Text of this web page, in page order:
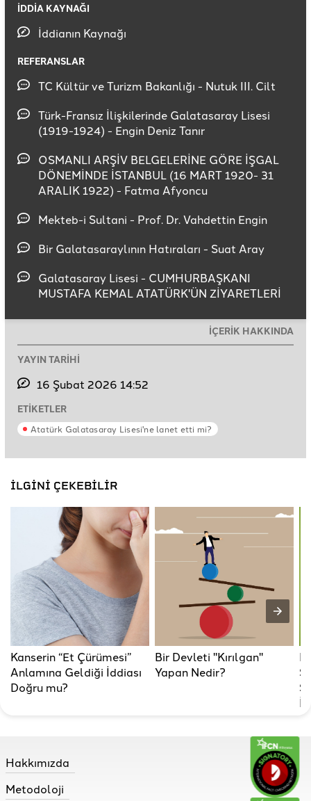
İDDİA KAYNAĞI
İddianın Kaynağı
REFERANSLAR
TC Kültür ve Turizm Bakanlığı - Nutuk III. Cilt
Türk-Fransız İlişkilerinde Galatasaray Lisesi
(1919-1924) - Engin Deniz Tanır
OSMANLI ARŞİV BELGELERİNE GÖRE İŞGAL
DÖNEMİNDE İSTANBUL (16 MART 1920- 31
ARALIK 1922) - Fatma Afyoncu
Mekteb-i Sultani - Prof. Dr. Vahdettin Engin
Bir Galatasaraylının Hatıraları - Suat Aray
Galatasaray Lisesi - CUMHURBAŞKANI
MUSTAFA KEMAL ATATÜRK'ÜN ZİYARETLERİ
İÇERİK HAKKINDA
YAYIN TARİHİ
16 Şubat 2026 14:52
ETİKETLER
Atatürk Galatasaray Lisesi'ne lanet etti mi?
İLGİNİ ÇEKEBİLİR
Kanserin “Et Çürümesi”
Anlamına Geldiği İddiası
Doğru mu?
Bir Devleti "Kırılgan"
Yapan Nedir?
Hakkımızda
Metodoloji